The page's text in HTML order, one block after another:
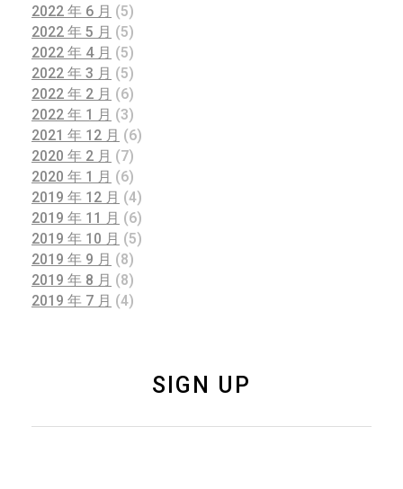
2022 年 6 月 (5)
2022 年 5 月 (5)
2022 年 4 月 (5)
2022 年 3 月 (5)
2022 年 2 月 (6)
2022 年 1 月 (3)
2021 年 12 月 (6)
2020 年 2 月 (7)
2020 年 1 月 (6)
2019 年 12 月 (4)
2019 年 11 月 (6)
2019 年 10 月 (5)
2019 年 9 月 (8)
2019 年 8 月 (8)
2019 年 7 月 (4)
SIGN UP